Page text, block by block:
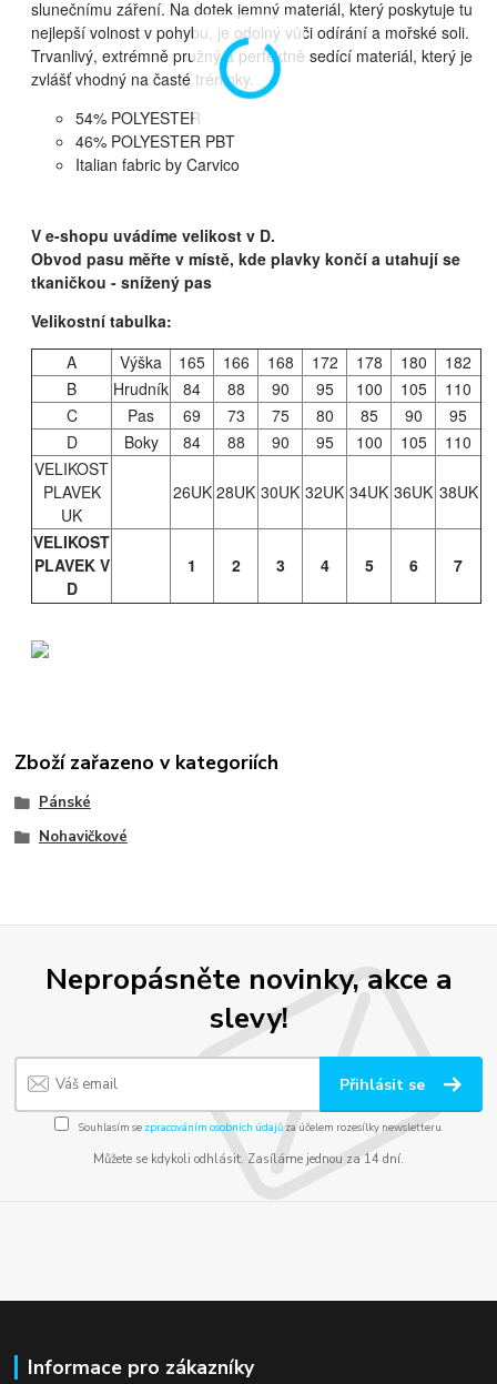
slunečnímu záření. Na dotek jemný materiál, který poskytuje tu
nejlepší volnost v pohybu, je odolný vůči odírání a mořské soli.
Trvanlivý, extrémně pružný a perfektně sedící materiál, který je
zvlášť vhodný na časté tréninky.
54% POLYESTER
46% POLYESTER PBT
Italian fabric by Carvico
V e-shopu uvádíme velikost v D.
Obvod pasu měřte v místě, kde plavky končí a utahují se
tkaničkou - snížený pas
Velikostní tabulka:
A
Výška 165 166 168 172 178 180
182
B
Hrudník 84 88 90 95 100 105
110
C
Pas 69 73 75 80 85 90
95
D
Boky 84 88 90 95 100 105
110
VELIKOST
PLAVEK
UK
26UK 28UK 30UK 32UK 34UK 36UK 38UK
VELIKOST
PLAVEK V
D
1 2 3 4 5 6 7
Zboží zařazeno v kategoriích
Pánské
Nohavičkové
Nepropásněte novinky, akce a
slevy!
Přihlásit se
Souhlasím se zpracováním osobních údajůza účelem rozesílky newsletteru.
Můžete se kdykoli odhlásit. Zasíláme jednou za 14 dní.
Informace pro zákazníky